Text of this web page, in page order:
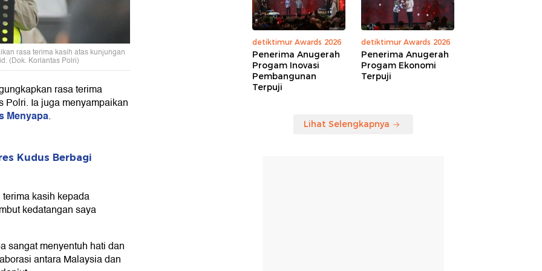
rasa terima kasih atas kunjungan
(Dok. Korlantas Polri)
rasa terima
Polri. Ia juga menyampaikan
Menyapa.
Kudus Berbagi
kasih kepada
kedatangan saya
sangat menyentuh hati dan
antara Malaysia dan
detiktimur Awards 2026
Penerima Anugerah
Progam Inovasi
Pembangunan
Terpuji
detiktimur Awards 2026
Penerima Anugerah
Progam Ekonomi
Terpuji
Lihat Selengkapnya